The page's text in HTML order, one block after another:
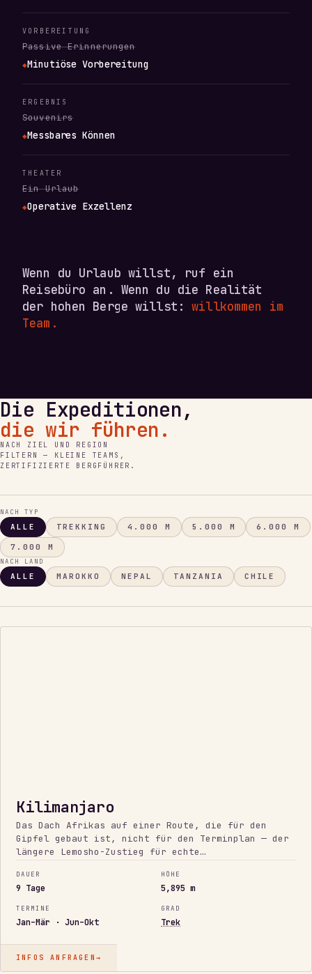
VORBEREITUNG
Passive Erinnerungen
◆Minutiöse Vorbereitung
ERGEBNIS
Souvenirs
◆Messbares Können
THEATER
Ein Urlaub
◆Operative Exzellenz
Wenn du Urlaub willst, ruf ein
Reisebüro an. Wenn du die Realität
der hohen Berge willst:willkommen im
Team.
Die Expeditionen,
die wir führen.
NACH ZIEL UND REGION
FILTERN — KLEINE TEAMS,
ZERTIFIZIERTE BERGFÜHRER.
NACH TYP
ALLE TREKKING 4.000 M 5.000 M 6.000 M
7.000 M
NACH LAND
ALLE MAROKKO NEPAL TANZANIA CHILE
Kilimanjaro
Das Dach Afrikas auf einer Route, die für den
Gipfel gebaut ist, nicht für den Terminplan — der
längere Lemosho-Zustieg für echte
und eine ehrliche Go/No-Go-Entscheidung in der
Gipfelnacht. Technisch einfaches Gelände,
ernsthafte Höhe.
DAUER
9 Tage
HÖHE
5,895 m
TERMINE
Jan–Mär · Jun–Okt
GRAD
Trek
INFOS ANFRAGEN →